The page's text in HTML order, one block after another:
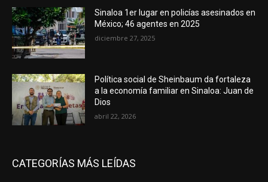
Sinaloa 1er lugar en policías asesinados en
México; 46 agentes en 2025
diciembre 27, 2025
Política social de Sheinbaum da fortaleza
a la economía familiar en Sinaloa: Juan de
Dios
abril 22, 2026
CATEGORÍAS MÁS LEÍDAS